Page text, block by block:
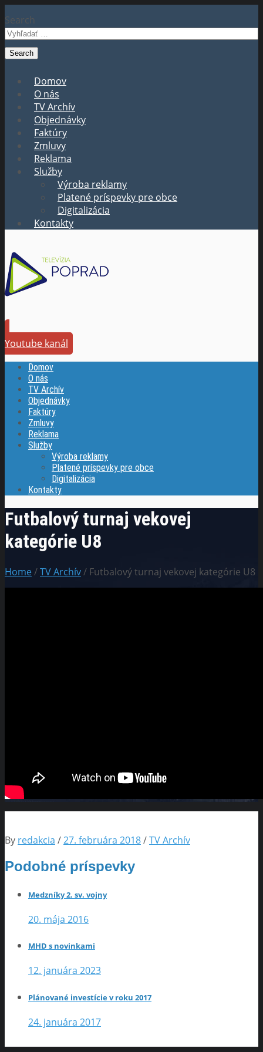
Search
Domov
O nás
TV Archív
Objednávky
Faktúry
Zmluvy
Reklama
Služby
Výroba reklamy
Platené príspevky pre obce
Digitalizácia
Kontakty
Youtube kanál
Domov
O nás
TV Archív
Objednávky
Faktúry
Zmluvy
Reklama
Služby
Výroba reklamy
Platené príspevky pre obce
Digitalizácia
Kontakty
Futbalový turnaj vekovej
kategórie U8
Home/TV Archív/ Futbalový turnaj vekovej kategórie U8
By redakcia /27. februára 2018/TV Archív
Podobné príspevky
Medzníky 2. sv. vojny
20. mája 2016
MHD s novinkami
12. januára 2023
Plánované investície v roku 2017
24. januára 2017